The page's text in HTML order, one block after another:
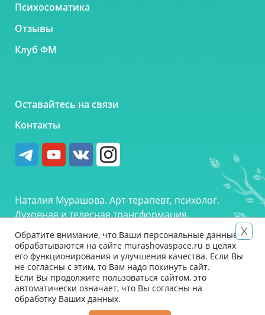
Психосоматика
Отзывы
Клуб ФМ
Оставайтесь на связи
Контакты
Наталия Мурашова. Арт-терапевт, психолог.
Духовная и телесная трансформация.
ИП Мурашова Наталия Александровна, ИНН
781101078848 ОГРНИП 315784700189292
© 2026 Наталия Мурашова |Оферта| Условия
оплаты| Чистим карму
Обратите внимание, что Ваши персональные данные
обрабатываются на сайте murashovaspace.ru в целях
его функционирования и улучшения качества. Если Вы
не согласны с этим, то Вам надо покинуть сайт.
Если Вы продолжите пользоваться сайтом, это
автоматически означает, что Вы согласны на
обработку Ваших данных.